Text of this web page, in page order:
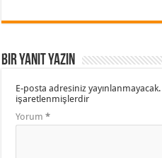
Bir yanıt yazın
E-posta adresiniz yayınlanmayacak.
işaretlenmişlerdir
Yorum*